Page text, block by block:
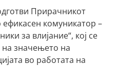
Прирачникот
ефикасен комуникатор –
за влијание“, кој се
значењето на
во работата на